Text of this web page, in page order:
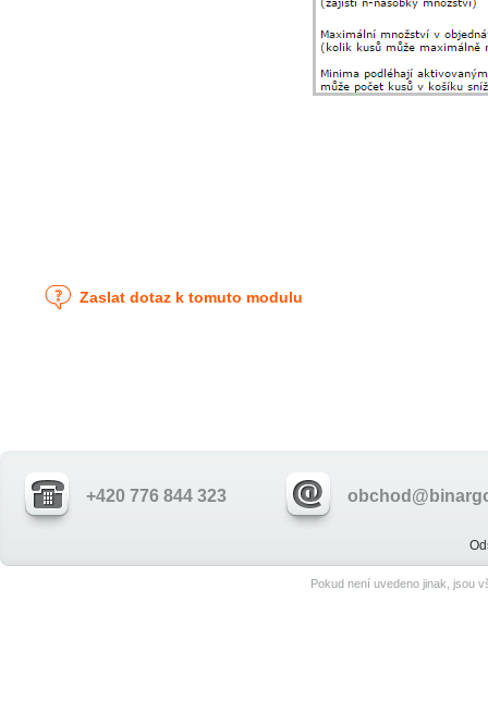
Zaslat dotaz k tomuto modulu
+420 776 844 323
Pokud není uvedeno jinak, jsou